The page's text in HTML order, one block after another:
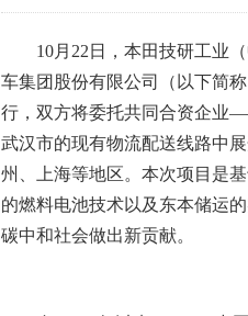
10月22日，本田技研工业
车集团股份有限公司（以下简
行，双方将委托共同合资企业
武汉市的现有物流配送线路中
州、上海等地区。本次项目是
的燃料电池技术以及东本储运
碳中和社会做出新贡献。